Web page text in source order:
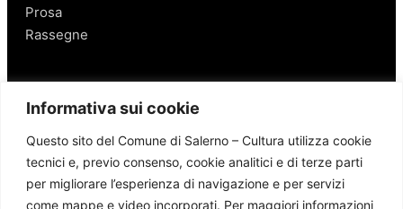
Informativa sui cookie
Questo sito del Comune di Salerno – Cultura utilizza cookie
tecnici e, previo consenso, cookie analitici e di terze parti
per migliorare l’esperienza di navigazione e per servizi
come mappe e video incorporati. Per maggiori informazioni
Prosa
Rassegne
Salerno
Personaggi
Enogastronomia
Mobilità a Salerno
Luoghi nei Dintorni